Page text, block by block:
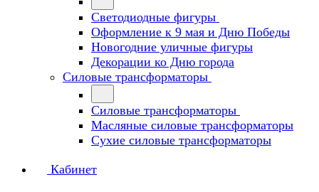
Светодиодные фигуры
Оформление к 9 мая и Дню Победы
Новогодние уличные фигуры
Декорации ко Дню города
Силовые трансформаторы
Силовые трансформаторы
Масляные силовые трансформаторы
Сухие силовые трансформаторы
Кабинет